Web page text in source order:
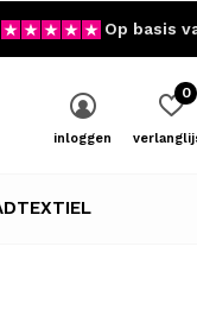
inloggen
0
Op basis